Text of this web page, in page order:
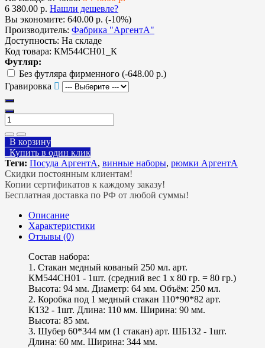
6 380.00 р. Нашли дешевле?
Вы экономите: 640.00 р. (-10%)
Производитель: Фабрика "АргентА"
Доступность: На складе
Код товара: КМ544СН01_К
Футляр:
Без футляра фирменного (-648.00 р.)
Гравировка
В корзину
Купить в один клик
Теги: Посуда АргентА, винные наборы, рюмки АргентА
Скидки постоянным клиентам!
Копии сертификатов к каждому заказу!
Бесплатная доставка по РФ от любой суммы!
Описание
Характеристики
Отзывы (0)
Состав набора:
1. Стакан медный кованый 250 мл. арт.
КМ544СН01 - 1шт. (средний вес 1 х 80 гр. = 80 гр.)
Высота: 94 мм. Диаметр: 64 мм. Объём: 250 мл.
2. Коробка под 1 медный стакан 110*90*82 арт.
К132 - 1шт. Длина: 110 мм. Ширина: 90 мм.
Высота: 85 мм.
3. Шубер 60*344 мм (1 стакан) арт. ШБ132 - 1шт.
Длина: 60 мм. Ширина: 344 мм.